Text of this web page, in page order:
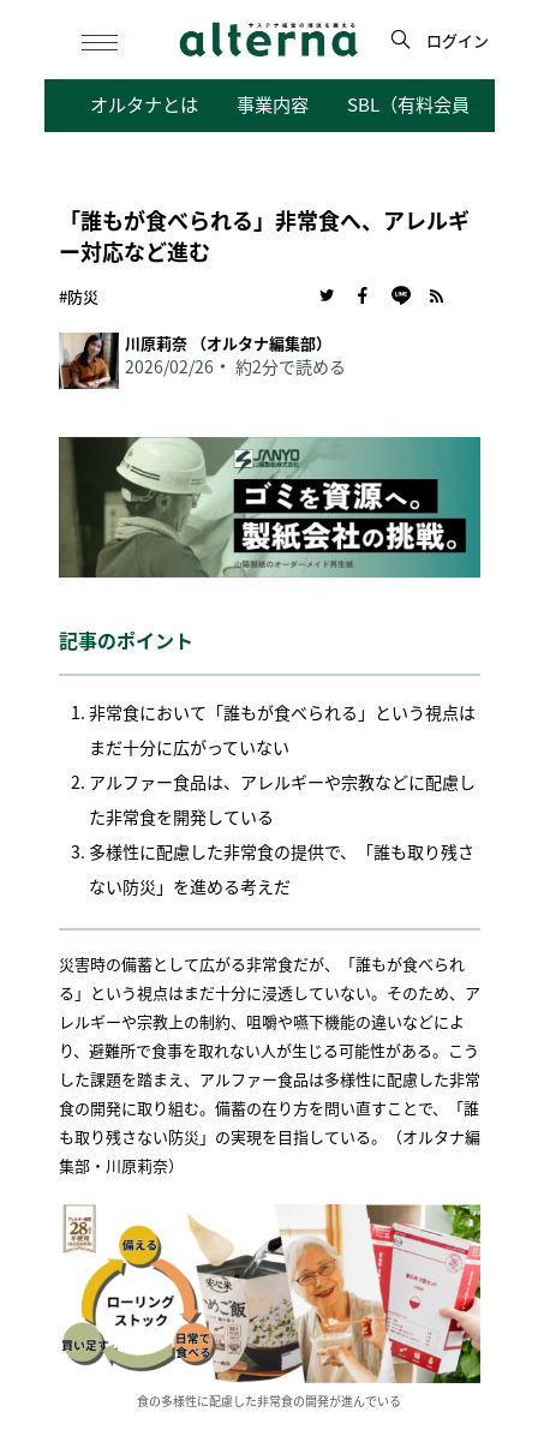
検
ログイン
オルタナとは 事業内容 SBL（有料会員向けサ
「誰もが食べられる」非常食へ、アレルギ
ー対応など進む
#防災
川原莉奈 （オルタナ編集部）
2026/02/26 約2分で読める
記事のポイント
非常食において「誰もが食べられる」という視点は
まだ十分に広がっていない
アルファー食品は、アレルギーや宗教などに配慮し
た非常食を開発している
多様性に配慮した非常食の提供で、「誰も取り残さ
ない防災」を進める考えだ
災害時の備蓄として広がる非常食だが、「誰もが食べられ
る」という視点はまだ十分に浸透していない。そのため、ア
レルギーや宗教上の制約、咀嚼や嚥下機能の違いなどによ
り、避難所で食事を取れない人が生じる可能性がある。こう
した課題を踏まえ、アルファー食品は多様性に配慮した非常
食の開発に取り組む。備蓄の在り方を問い直すことで、「誰
も取り残さない防災」の実現を目指している。（オルタナ編
集部・川原莉奈）
食の多様性に配慮した非常食の開発が進んでいる